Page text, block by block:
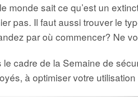
monde sait ce qu’est un
pas. Il faut aussi trouver le
par où commencer? Ne
le cadre de la Semaine de
à optimiser votre